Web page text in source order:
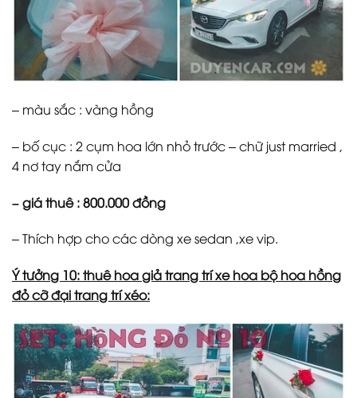
– màu sắc : vàng hồng
– bố cục : 2 cụm hoa lớn nhỏ trước – chữ just married ,
4 nơ tay nắm cửa
– giá thuê : 800.000 đồng
– Thích hợp cho các dòng xe sedan ,xe vip.
Ý tưởng 10: thuê hoa giả trang trí xe hoa bộ hoa hồng
đỏ cỡ đại trang trí xéo: